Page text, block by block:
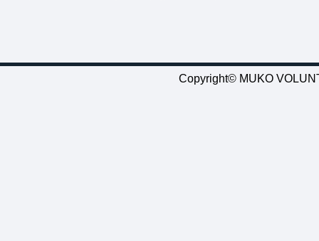
Copyright© MUKO